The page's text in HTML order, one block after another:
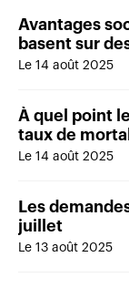
Avantages
basent sur
Le 14 août 2025
À quel point
taux de
Le 14 août 2025
Les
juillet
Le 13 août 2025